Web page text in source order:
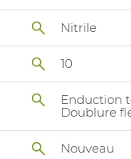
Nitrile
10
Enduction
Doublure
Nouveau